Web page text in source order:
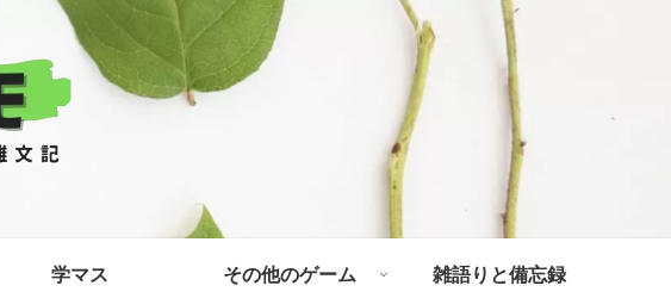
学マス その他のゲーム 雑語りと備忘録